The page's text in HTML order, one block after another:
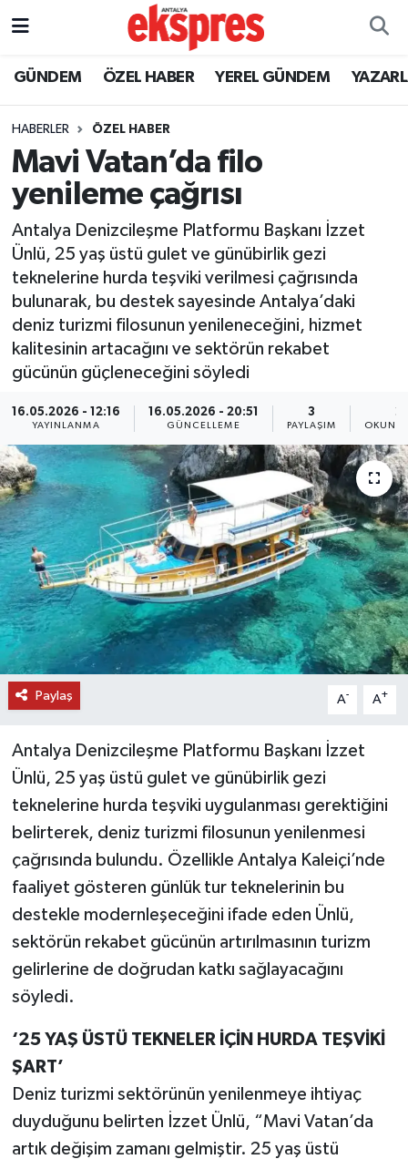
GÜNDEM ÖZEL HABER YEREL GÜNDEM
HABERLER ÖZEL HABER
Mavi Vatan’da filo
yenileme çağrısı
Antalya Denizcileşme Platformu Başkanı İzzet
Ünlü, 25 yaş üstü gulet ve günübirlik gezi
teknelerine hurda teşviki verilmesi çağrısında
bulunarak, bu destek sayesinde Antalya’daki
deniz turizmi filosunun yenileneceğini, hizmet
kalitesinin artacağını ve sektörün rekabet
gücünün güçleneceğini söyledi
16.05.2026 - 12:16
YAYINLANMA
16.05.2026 - 20:51
GÜNCELLEME
3
PAYLAŞIM
2
Paylaş A- A+
Antalya Denizcileşme Platformu Başkanı İzzet
Ünlü, 25 yaş üstü gulet ve günübirlik gezi
teknelerine hurda teşviki uygulanması gerektiğini
belirterek, deniz turizmi filosunun yenilenmesi
çağrısında bulundu. Özellikle Antalya Kaleiçi’nde
faaliyet gösteren günlük tur teknelerinin bu
destekle modernleşeceğini ifade eden Ünlü,
sektörün rekabet gücünün artırılmasının turizm
gelirlerine de doğrudan katkı sağlayacağını
söyledi.
‘25 YAŞ ÜSTÜ TEKNELER İÇİN HURDA TEŞVİKİ
ŞART’
Deniz turizmi sektörünün yenilenmeye ihtiyaç
duyduğunu belirten İzzet Ünlü, “Mavi Vatan’da
artık değişim zamanı gelmiştir. 25 yaş üstü
ÖZEL HABER
YEREL GÜNDEM
EKONOMİ
KÜLTÜR - SANAT
SPOR
SİYASET
EĞİTİM
TURİZM
RÖPORTAJ
VİDEO HABERLER
YAZARLAR
Nöbetçi Eczaneler
Trafik Durumu
Süper Lig Puan Durumu ve Fikstür
Tüm Manşetler
Son Dakika Haberleri
Haber Arşivi